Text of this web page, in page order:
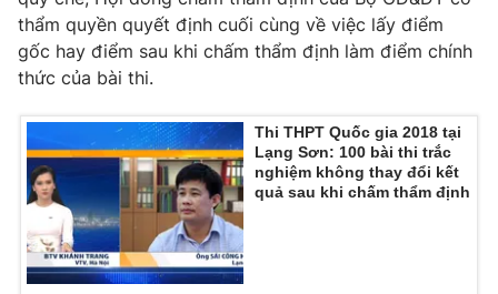
Video Shorts video
VTV Money VTV Thể thao
VTV Sức khoẻ Bất động sản
Thị trường 24h Tấm lòng Việt
thẩm quyền quyết định cuối cùng về việc lấy điểm
gốc hay điểm sau khi chấm thẩm định làm điểm chính
thức của bài thi.
Thi THPT Quốc gia 2018 tại
Lạng Sơn: 100 bài thi trắc
nghiệm không thay đổi kết
quả sau khi chấm thẩm định